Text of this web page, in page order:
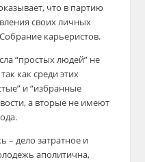
что в партию
своих личных
карьеристов.
“простых людей” не
как среди этих
и “избранные
а вторые не имеют
– дело затратное и
аполитична,